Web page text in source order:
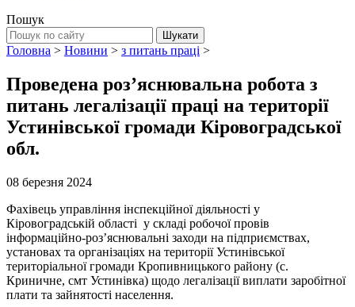
Пошук
Головна > Новини > з питань праці >
Проведена роз’яснювальна робота з
питань легалізації праці на території
Устинівської громади Кіровоградської
обл.
08 березня 2024
Фахівець управління інспекційної діяльності у
Кіровоградській області у складі робочої провів
інформаційно-роз’яснювальні заходи на підприємствах,
установах та організаціях на території Устинівської
територіальної громади Кропивницького району (с.
Криничне, смт Устинівка) щодо легалізації виплати заробітної
плати та зайнятості населення.